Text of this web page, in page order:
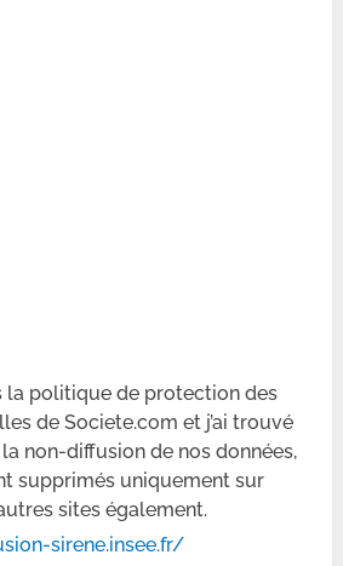
la politique de protection des
de Societe.com et j’ai trouvé
non-diffusion de nos données,
supprimés uniquement sur
sites également.
sirene.insee.fr/